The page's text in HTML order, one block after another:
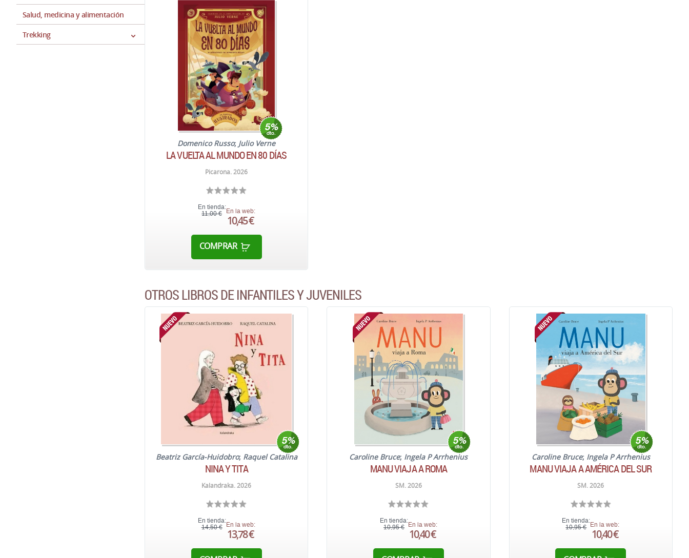
Salud, medicina y alimentación
Trekking
Domenico Russo; Julio Verne
LA VUELTA AL MUNDO EN 80 DÍAS
Picarona. 2026
En tienda:
11,00 € En la web:
10,45 €
COMPRAR
OTROS LIBROS DE INFANTILES Y JUVENILES
Beatriz García-Huidobro; Raquel Catalina
NINA Y TITA
Kalandraka. 2026
En tienda:
14,50 € En la web:
13,78 €
Caroline Bruce; Ingela P Arrhenius
MANU VIAJA A ROMA
SM. 2026
En tienda:
10,95 € En la web:
10,40 €
Caroline Bruce; Ingela P Arrhenius
MANU VIAJA A AMÉRICA DEL SUR
SM. 2026
En tienda:
10,95 €
En la web:
10,40 €